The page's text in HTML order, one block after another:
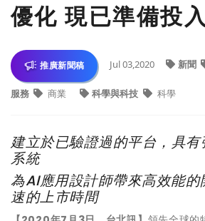
優化 現已準備投
推廣新聞稿 Jul 03,2020 新聞
服務 商業 科學與科技 科學
建立於已驗證過的平台，具
系統
為AI應用設計師帶來高效能
速的上市時間